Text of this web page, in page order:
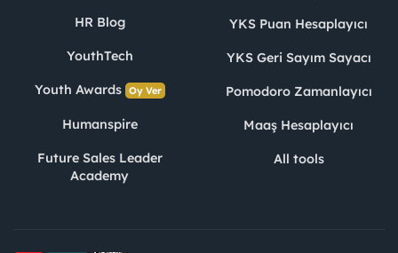
HR Blog
YouthTech
Youth Awards Oy Ver
Humanspire
Future Sales Leader
Academy
YKS Puan Hesaplayıcı
YKS Geri Sayım Sayacı
Pomodoro Zamanlayıcı
Maaş Hesaplayıcı
All tools